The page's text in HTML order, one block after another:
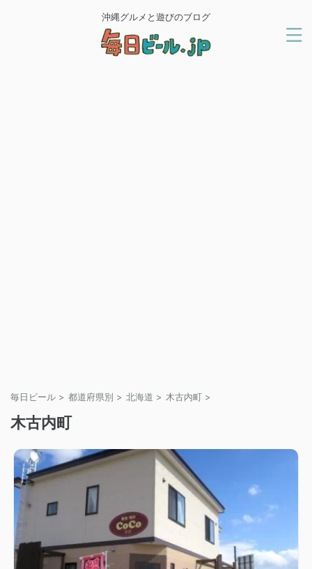
沖縄グルメと遊びのブログ
毎日ビール > 都道府県別 > 北海道 > 木古内町 >
木古内町